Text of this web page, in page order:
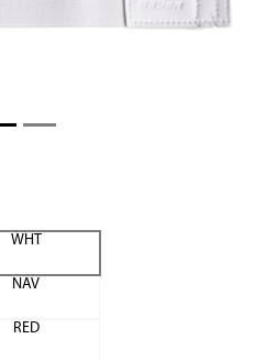
WHT
NAV
RED